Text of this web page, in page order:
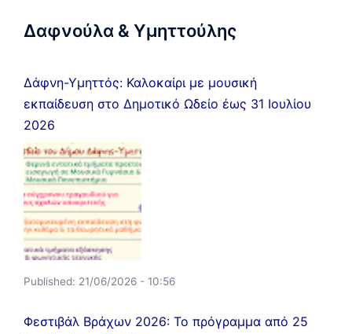
Δαφνούλα & Υμηττούλης
Δάφνη-Υμηττός: Καλοκαίρι με μουσική
εκπαίδευση στο Δημοτικό Ωδείο έως 31 Ιουλίου
2026
Published: 21/06/2026 - 10:56
Φεστιβάλ Βράχων 2026: Το πρόγραμμα από 25